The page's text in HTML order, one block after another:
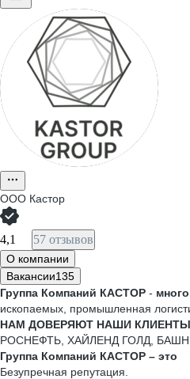
ООО Кастор
4,1 57 отзывов
О компании
Вакансии135
Группа Компаний КАСТОР -
ископаемых, промышленная
НАМ ДОВЕРЯЮТ НАШИ
​​​​​​​​​​​​​​РОСНЕФТЬ, ХАЙЛЕНД ГОЛД,
Группа Компаний КАСТОР – это
Безупречная репутация.